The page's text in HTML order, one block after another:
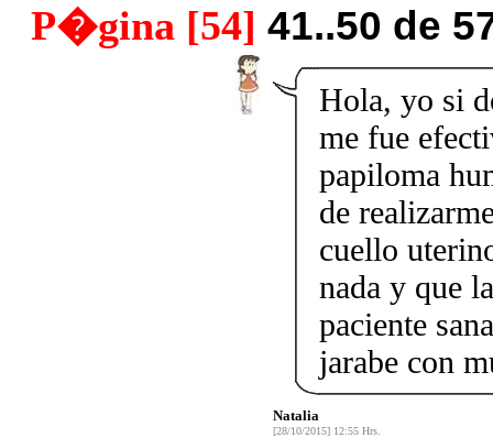
P�gina [54] 41..50 de
Hola, yo si
me fue
papiloma
de
cuello
nada y que
paciente
jarabe con
Natalia
[28/10/2015] 12:55 Hrs.